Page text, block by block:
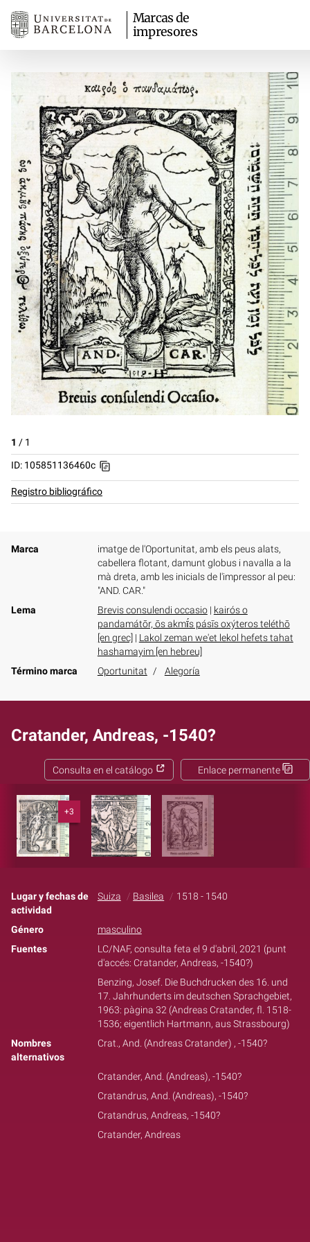
Marcas de
impresores
1 / 1
ID: 105851136460c
Registro bibliográfico
Marca
imatge de l'Oportunitat, amb els peus alats,
cabellera flotant, damunt globus i navalla a la
mà dreta, amb les inicials de l'impressor al peu:
"AND. CAR."
Lema
Brevis consulendi occasio| kairós o
pandamátōr, ōs akmī́s pásīs oxýteros teléthō
[en grec] | Lakol zeman we'et lekol hefets tahat
hashamayim [en hebreu]
Término marca
Oportunitat Alegoría
Cratander, Andreas, -1540?
Enlace permanente
Consulta en el catálogo
+3
Lugar y fechas de
actividad
Suiza Basilea 1518 - 1540
Género
masculino
Fuentes
LC/NAF, consulta feta el 9 d'abril, 2021 (punt
d'accés: Cratander, Andreas, -1540?)
Benzing, Josef. Die Buchdrucken des 16. und
17. Jahrhunderts im deutschen Sprachgebiet,
1963: pàgina 32 (Andreas Cratander, fl. 1518-
1536; eigentlich Hartmann, aus Strassbourg)
Nombres
alternativos
Crat., And. (Andreas Cratander) , -1540?
Cratander, And. (Andreas), -1540?
Cratandrus, And. (Andreas), -1540?
Cratandrus, Andreas, -1540?
Cratander, Andreas